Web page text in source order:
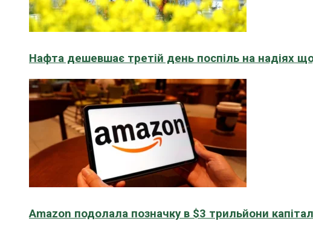
Нафта дешевшає третій день поспіль на надіях
Amazon подолала позначку в $3 трильйони